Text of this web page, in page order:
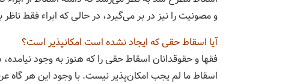
و مصونیت را نیز در بر می‌گیرد، در حالی که ابراء فقط
آیا اسقاط حقی که ایجاد نشده است امکانپذیر است؟
فقها و حقوقدانان اسقاط حقی را که هنوز به وجود
اسقاط ما لم یجب امکان‌پذیر نیست. با وجود این هر